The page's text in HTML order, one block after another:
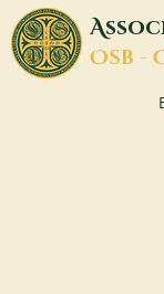
A
OSB -